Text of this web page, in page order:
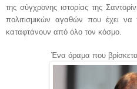
της σύγχρονης ιστορίας της
πολιτισμικών αγαθών που έχει να
καταφτάνουν από όλο τον κόσμο.
Ένα όραμα που